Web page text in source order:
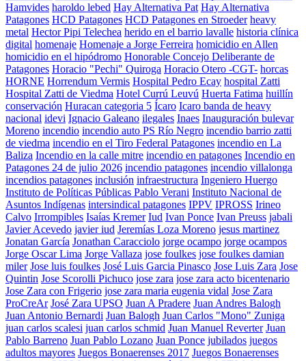
Hamvides haroldo lebed Hay Alternativa Pat Hay Alternativa
Patagones HCD Patagones HCD Patagones en Stroeder heavy
metal Hector Pipi Telechea herido en el barrio lavalle historia clínica
digital homenaje Homenaje a Jorge Ferreira homicidio en Allen
homicidio en el hipódromo Honorable Concejo Deliberante de
Patagones Horacio "Pechi" Quiroga Horacio Otero -CGT- horcas
HORNE Horrendum Vermis Hospital Pedro Ecay hospital Zatti
Hospital Zatti de Viedma Hotel Currú Leuvú Huerta Fatima huillín
conservación Huracan categoria 5 Ícaro Icaro banda de heavy
nacional idevi Ignacio Galeano ilegales Inaes Inauguración bulevar
Moreno incendio incendio auto PS Río Negro incendio barrio zatti
de viedma incendio en el Tiro Federal Patagones incendio en La
Baliza Incendio en la calle mitre incendio en patagones Incendio en
Patagones 24 de julio 2026 incendio patagones incendio villalonga
incendios patagones inclusión infraestructura Ingeniero Huergo
Instituto de Políticas Públicas Pablo Verani Instituto Nacional de
Asuntos Indígenas intersindical patagones IPPV IPROSS Irineo
Calvo Irrompibles Isaías Kremer Iud Ivan Ponce Ivan Preuss jabali
Javier Acevedo javier iud Jeremías Loza Moreno jesus martinez
Jonatan García Jonathan Caracciolo jorge ocampo jorge ocampos
Jorge Oscar Lima Jorge Vallaza jose foulkes jose foulkes damian
miler Jose luis foulkes José Luis Garcia Pinasco Jose Luis Zara Jose
Quintin Jose Scorolli Pichuco jose zara jose zara acto bicentenario
Jose Zara con Frigerio jose zara maria eugenia vidal Jose Zara
ProCreAr José Zara UPSO Juan A Pradere Juan Andres Balogh
Juan Antonio Bernardi Juan Balogh Juan Carlos "Mono" Zuniga
juan carlos scalesi juan carlos schmid Juan Manuel Reverter Juan
Pablo Barreno Juan Pablo Lozano Juan Ponce jubilados juegos
adultos mayores Juegos Bonaerenses 2017 Juegos Bonaerenses